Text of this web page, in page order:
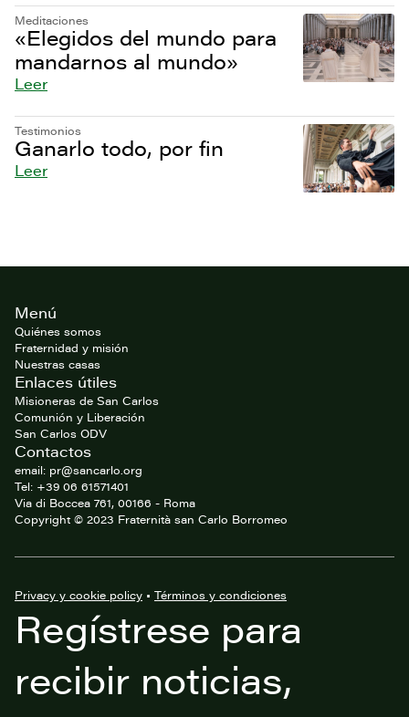
Meditaciones
«Elegidos del mundo para
mandarnos al mundo»
Leer
Testimonios
Ganarlo todo, por fin
Leer
Footer
website
Menú
Quiénes somos
Fraternidad y misión
Nuestras casas
Enlaces útiles
Misioneras de San Carlos
Comunión y Liberación
San Carlos ODV
Contactos
email: pr@sancarlo.org
Tel: +39 06 61571401
Via di Boccea 761, 00166 - Roma
Copyright © 2023 Fraternità san Carlo Borromeo
Privacy y cookie policy • Términos y condiciones
Regístrese para
recibir noticias,